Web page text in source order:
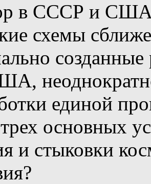
в СССР и США
схемы
единой
основных
и стыковки